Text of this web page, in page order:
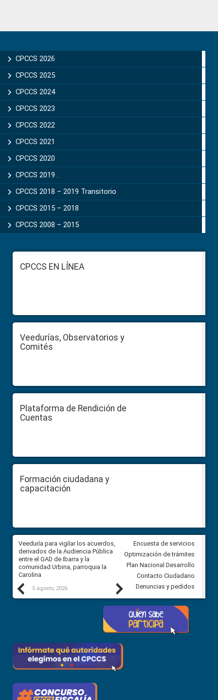
Sidebar
CPCCS 2026
CPCCS 2025
CPCCS 2024
CPCCS 2023
CPCCS 2022
CPCCS 2021
CPCCS 2020
CPCCS 2019 .
CPCCS 2018 – 2019 Transitorio
CPCCS 2015 – 2018
CPCCS 2008 – 2015
FooterCPCCS EN LÍNEA
Veedurías, Observatorios y
Comités
Plataforma de Rendición de
Cuentas
Formación ciudadana y
capacitación
Previous
Veeduría para vigilar los acuerdos,
derivados de la Audiencia Pública
entre el GAD de Ibarra y la
comunidad Urbina, parroquia la
Carolina
5 agosto, 2026
CPCCS convoca a Veeduría
Ciudadana para vigilar el
5 agosto, 2026
Next
Encuesta de servicios
Optimización de trámites
Plan Nacional Desarrollo
Contacto Ciudadano
Denuncias y pedidos